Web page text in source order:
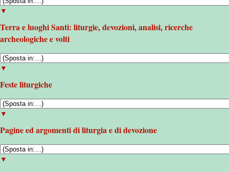
▼
Terra e luoghi Santi: liturgie, devozioni, analisi, ricerche
archeologiche e volti
▼
Feste liturgiche
▼
Pagine ed argomenti di liturgia e di devozione
▼